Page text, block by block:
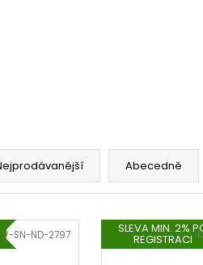
Abecedně
V-SN-ND-2797 SLEVA MIN. 2%
REGISTRACI